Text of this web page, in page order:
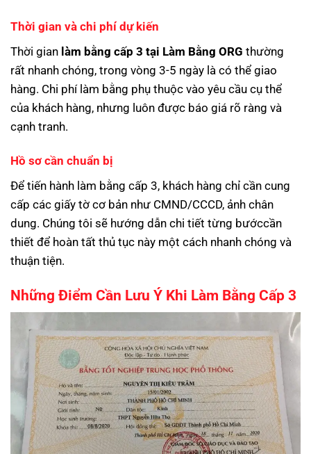
Thời gian và chi phí dự kiến
Thời gian làm bằng cấp 3 tại Làm Bằng ORG thường
rất nhanh chóng, trong vòng 3-5 ngày là có thể giao
hàng. Chi phí làm bằng phụ thuộc vào yêu cầu cụ thể
của khách hàng, nhưng luôn được báo giá rõ ràng và
cạnh tranh.
Hồ sơ cần chuẩn bị
Để tiến hành làm bằng cấp 3, khách hàng chỉ cần cung
cấp các giấy tờ cơ bản như CMND/CCCD, ảnh chân
dung. Chúng tôi sẽ hướng dẫn chi tiết từng bướccần
thiết để hoàn tất thủ tục này một cách nhanh chóng và
thuận tiện.
Những Điểm Cần Lưu Ý Khi Làm Bằng Cấp 3